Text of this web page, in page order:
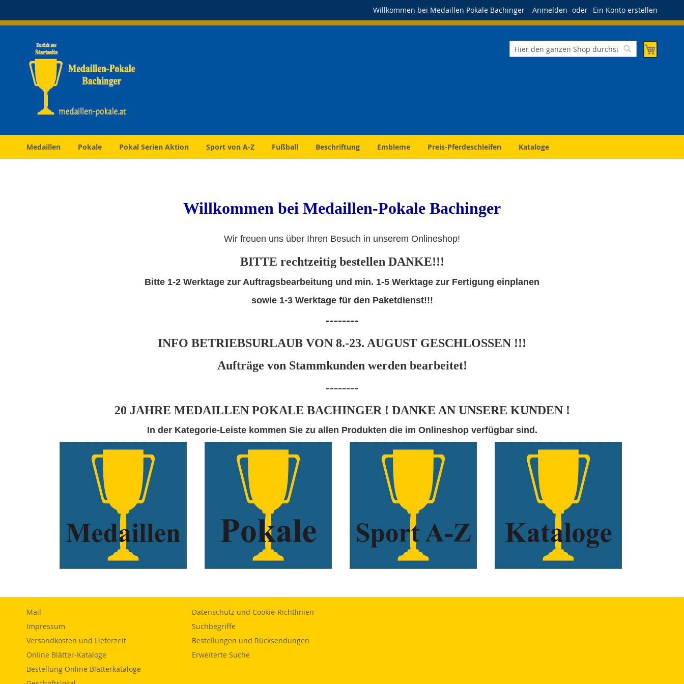
zum
Willkommen bei Medaillen Pokale Bachinger Anmelden Ein Konto erstellen
Suche
Suche
Medaillen Pokale Pokal Serien Aktion Sport von A-Z Fußball Beschriftung Embleme Preis-Pferdeschleifen Kataloge
Willkommen bei Medaillen-Pokale Bachinger
Wir freuen uns über Ihren Besuch in unserem Onlineshop!
BITTE rechtzeitig bestellen DANKE!!!
Bitte 1-2 Werktage zur Auftragsbearbeitung und min. 1-5 Werktage zur Fertigung einplanen
sowie 1-3 Werktage für den Paketdienst!!!
--------
INFO BETRIEBSURLAUB VON 8.-23. AUGUST GESCHLOSSEN !!!
Aufträge von Stammkunden werden bearbeitet!
--------
20 JAHRE MEDAILLEN POKALE BACHINGER ! DANKE AN UNSERE KUNDEN !
In der Kategorie-Leiste kommen Sie zu allen Produkten die im Onlineshop verfügbar sind.
Mail
Impressum
Versandkosten und Lieferzeit
Online Blätter-Kataloge
Bestellung Online Blätterkataloge
Datenschutz und Cookie-Richtlinien
Suchbegriffe
Bestellungen und Rücksendungen
Erweiterte Suche